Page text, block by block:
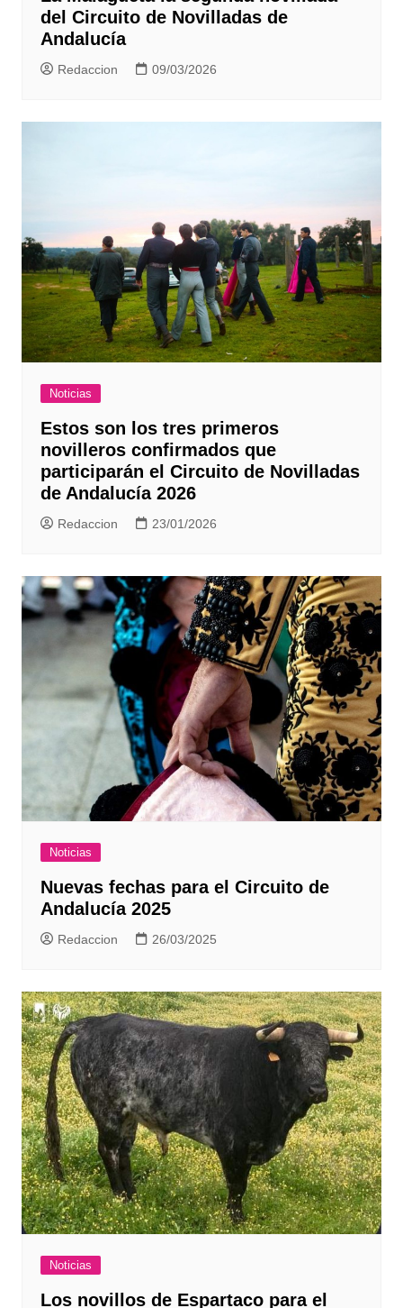
del Circuito de Novilladas de
Andalucía
Redaccion 09/03/2026
Noticias
Estos son los tres primeros
novilleros confirmados que
participarán el Circuito de Novilladas
de Andalucía 2026
Redaccion 23/01/2026
Noticias
Nuevas fechas para el Circuito de
Andalucía 2025
Redaccion 26/03/2025
Noticias
Los novillos de Espartaco para el